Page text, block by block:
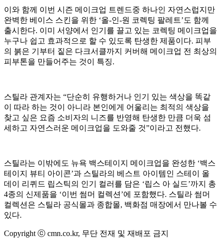
이와 함께 이번 시즌 메이크업 트렌드중 하나인 자연스럽지만
완벽한 베이스 스킨을 위한 ‘올-인-원 코렉팅 팔레트’도 함께
출시한다. 이미 서양에서 인기를 끌고 있는 코렉팅 메이크업을
누구나 쉽고 효과적으로 할 수 있도록 탄생한 제품이다. 피부
의 붉은 기부터 짙은 다크서클까지 커버해 메이크업 전 최상의
피부톤을 만들어주는 것이 특징.
스틸라 관계자는 “단순히 유행하거나 인기 있는 색상을 똑같
이 따라 하는 것이 아니라 본인에게 어울리는 최적의 색상을
찾고 싶은 요즘 소비자의 니즈를 반영해 탄생한 만큼 더욱 섬
세하고 자연스러운 메이크업을 도와줄 것”이라고 전했다.
스틸라는 이밖에도 뉴욕 백스테이지 메이크업을 완성한 ‘백스
테이지 뷰티 아이콘’과 스틸라의 베스트 아이템인 스테이 올
데이 리퀴드 립스틱의 인기 컬러를 담은 ‘립스 아 실드’까지 총
4종의 신제품을 ‘이번 썸머 컬렉션’에 포함했다. 스틸라 썸머
컬렉션은 스틸라 공식몰과 종합몰, 백화점 매장에서 만나볼 수
있다.
Copyright ⓒ cmn.co.kr, 무단 전재 및 재배포 금지